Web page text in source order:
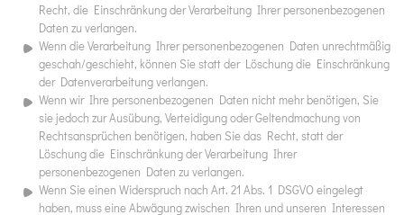
Recht, die Einschränkung der Verarbeitung Ihrer personenbezogenen
Daten zu verlangen.
Wenn die Verarbeitung Ihrer personenbezogenen Daten unrechtmäßig
geschah/geschieht, können Sie statt der Löschung die Einschränkung
der Datenverarbeitung verlangen.
Wenn wir Ihre personenbezogenen Daten nicht mehr benötigen, Sie
sie jedoch zur Ausübung, Verteidigung oder Geltendmachung von
Rechtsansprüchen benötigen, haben Sie das Recht, statt der
Löschung die Einschränkung der Verarbeitung Ihrer
personenbezogenen Daten zu verlangen.
Wenn Sie einen Widerspruch nach Art. 21 Abs. 1 DSGVO eingelegt
haben, muss eine Abwägung zwischen Ihren und unseren Interessen